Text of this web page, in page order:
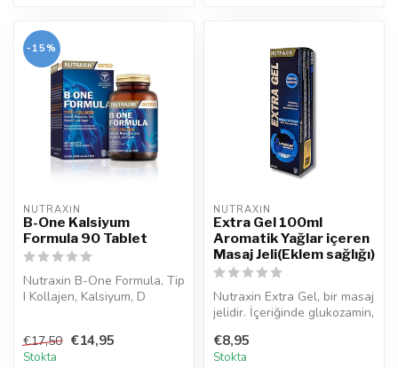
-15%
NUTRAXIN
B-One Kalsiyum
Formula 90 Tablet
Nutraxin B-One Formula, Tip
I Kollajen, Kalsiyum, D
€17,50 €14,95
Stokta
NUTRAXIN
Extra Gel 100ml
Aromatik Yağlar içeren
Masaj Jeli(Eklem sağlığı)
Nutraxin Extra Gel, bir masaj
jelidir. İçeriğinde glukozamin,
€8,95
Stokta